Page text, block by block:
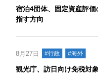
宿泊4団体、固定資産評
指す方向
8月27日 #行政 #海外
観光庁、訪日向け免税対